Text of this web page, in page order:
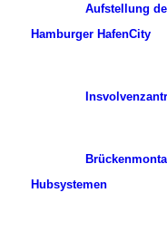
Aufstellung
Hamburger HafenCity
Hubsystemen